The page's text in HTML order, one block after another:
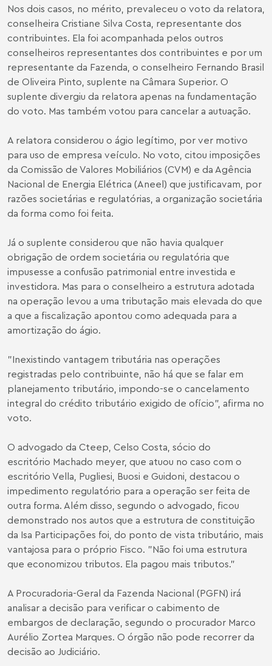
Nos dois casos, no mérito, prevaleceu o voto da relatora,
conselheira Cristiane Silva Costa, representante dos
contribuintes. Ela foi acompanhada pelos outros
conselheiros representantes dos contribuintes e por um
representante da Fazenda, o conselheiro Fernando Brasil
de Oliveira Pinto, suplente na Câmara Superior. O
suplente divergiu da relatora apenas na fundamentação
do voto. Mas também votou para cancelar a autuação.
A relatora considerou o ágio legítimo, por ver motivo
para uso de empresa veículo. No voto, citou imposições
da Comissão de Valores Mobiliários (CVM) e da Agência
Nacional de Energia Elétrica (Aneel) que justificavam, por
razões societárias e regulatórias, a organização societária
da forma como foi feita.
Já o suplente considerou que não havia qualquer
obrigação de ordem societária ou regulatória que
impusesse a confusão patrimonial entre investida e
investidora. Mas para o conselheiro a estrutura adotada
na operação levou a uma tributação mais elevada do que
a que a fiscalização apontou como adequada para a
amortização do ágio.
"Inexistindo vantagem tributária nas operações
registradas pelo contribuinte, não há que se falar em
planejamento tributário, impondo-se o cancelamento
integral do crédito tributário exigido de ofício", afirma no
voto.
O advogado da Cteep, Celso Costa, sócio do
escritório Machado meyer, que atuou no caso com o
escritório Vella, Pugliesi, Buosi e Guidoni, destacou o
impedimento regulatório para a operação ser feita de
outra forma. Além disso, segundo o advogado, ficou
demonstrado nos autos que a estrutura de constituição
da Isa Participações foi, do ponto de vista tributário, mais
vantajosa para o próprio Fisco. "Não foi uma estrutura
que economizou tributos. Ela pagou mais tributos."
A Procuradoria-Geral da Fazenda Nacional (PGFN) irá
analisar a decisão para verificar o cabimento de
embargos de declaração, segundo o procurador Marco
Aurélio Zortea Marques. O órgão não pode recorrer da
decisão ao Judiciário.